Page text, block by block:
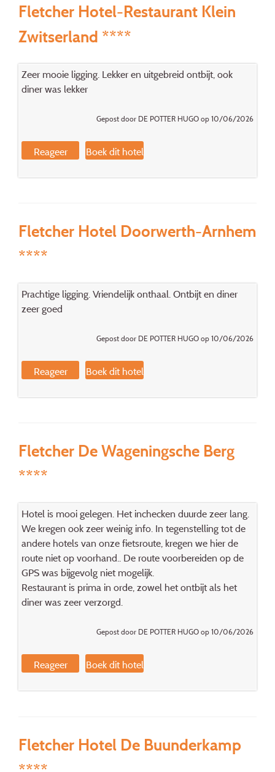
Fletcher Hotel-Restaurant Klein
Zwitserland ****
Zeer mooie ligging. Lekker en uitgebreid ontbijt, ook
diner was lekker
Gepost door DE POTTER HUGO op 10/06/2026
Reageer Boek dit hotel
Fletcher Hotel Doorwerth-Arnhem
****
Prachtige ligging. Vriendelijk onthaal. Ontbijt en diner
zeer goed
Gepost door DE POTTER HUGO op 10/06/2026
Reageer Boek dit hotel
Fletcher De Wageningsche Berg
****
Hotel is mooi gelegen. Het inchecken duurde zeer lang.
We kregen ook zeer weinig info. In tegenstelling tot de
andere hotels van onze fietsroute, kregen we hier de
route niet op voorhand.. De route voorbereiden op de
GPS was bijgevolg niet mogelijk.
Restaurant is prima in orde, zowel het ontbijt als het
diner was zeer verzorgd.
Gepost door DE POTTER HUGO op 10/06/2026
Reageer Boek dit hotel
Fletcher Hotel De Buunderkamp